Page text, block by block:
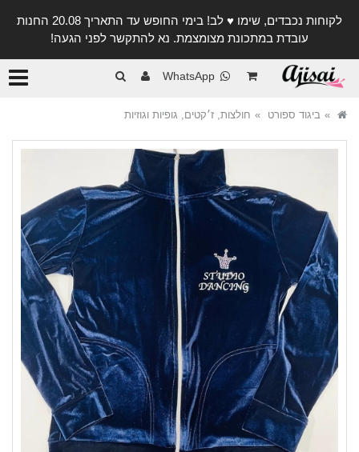
לקוחות נכבדים, שימו ♥️ לב! בימי החופש עד התאריך 20.08 החנות
עובדת במתכונת מצומצמת. נא להתקשר לפני הגעה!
WhatsApp
ביגוד ספורט חולצות, ז׳קטים, גופיות וגוזיות